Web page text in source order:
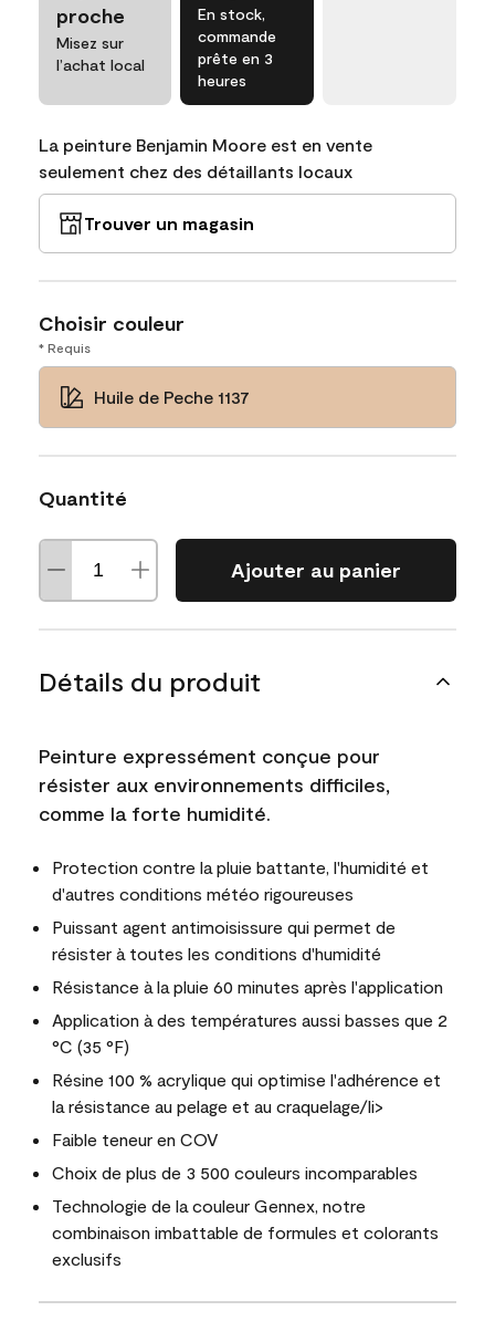
proche
Misez sur
l’achat local
En stock,
commande
prête en 3
heures
La peinture Benjamin Moore est en vente
seulement chez des détaillants locaux
Trouver un magasin
Choisir couleur
* Requis
Huile de Peche 1137
Quantité
Ajouter au panier
Détails du produit
Peinture expressément conçue pour
résister aux environnements difficiles,
comme la forte humidité.
Protection contre la pluie battante, l'humidité et
d'autres conditions météo rigoureuses
Puissant agent antimoisissure qui permet de
résister à toutes les conditions d'humidité
Résistance à la pluie 60 minutes après l'application
Application à des températures aussi basses que 2
°C (35 °F)
Résine 100 % acrylique qui optimise l'adhérence et
la résistance au pelage et au craquelage/li>
Faible teneur en COV
Choix de plus de 3 500 couleurs incomparables
Technologie de la couleur Gennex, notre
combinaison imbattable de formules et colorants
exclusifs